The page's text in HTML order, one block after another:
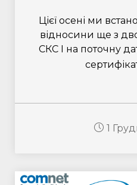
Цієї осені ми
відносини ще з
СКС І на поточну
1